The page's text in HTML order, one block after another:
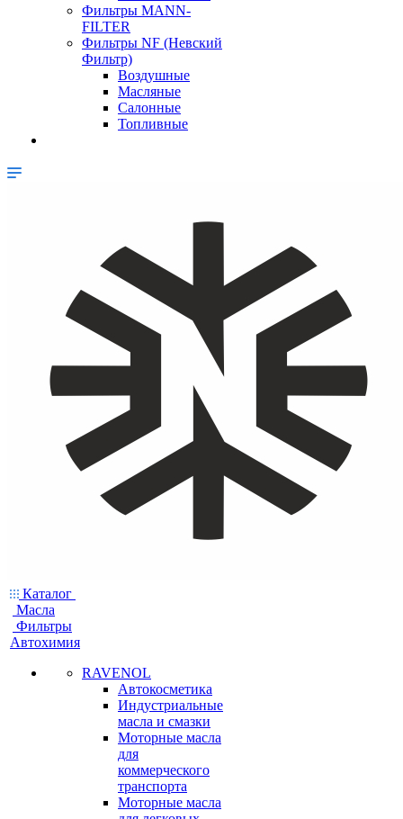
Фильтры MANN-
FILTER
Фильтры NF (Невский
Фильтр)
Воздушные
Масляные
Салонные
Топливные
Каталог
Масла
Фильтры
Автохимия
RAVENOL
Автокосметика
Индустриальные
масла и смазки
Моторные масла
для
коммерческого
транспорта
Моторные масла